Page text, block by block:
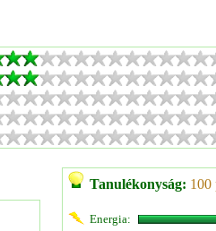
Tanulékonyság: 100
Energia: